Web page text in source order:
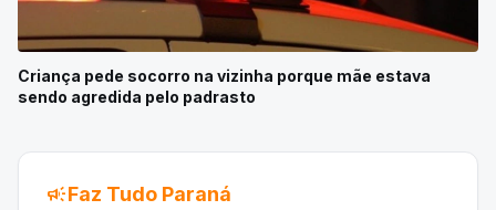
Criança pede socorro na vizinha porque mãe estava
sendo agredida pelo padrasto
campaignFaz Tudo Paraná